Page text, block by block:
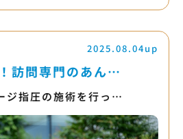
2025.08.04up
訪問専門のあん…
ジ指圧の施術を行っ…